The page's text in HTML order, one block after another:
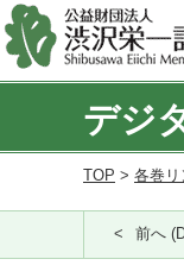
デジ
TOP > 各巻リ
前へ